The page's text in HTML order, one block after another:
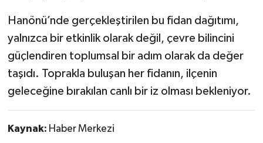
Hanönü’nde gerçekleştirilen bu fidan dağıtımı,
yalnızca bir etkinlik olarak değil, çevre bilincini
güçlendiren toplumsal bir adım olarak da değer
taşıdı. Toprakla buluşan her fidanın, ilçenin
geleceğine bırakılan canlı bir iz olması bekleniyor.
Kaynak: Haber Merkezi